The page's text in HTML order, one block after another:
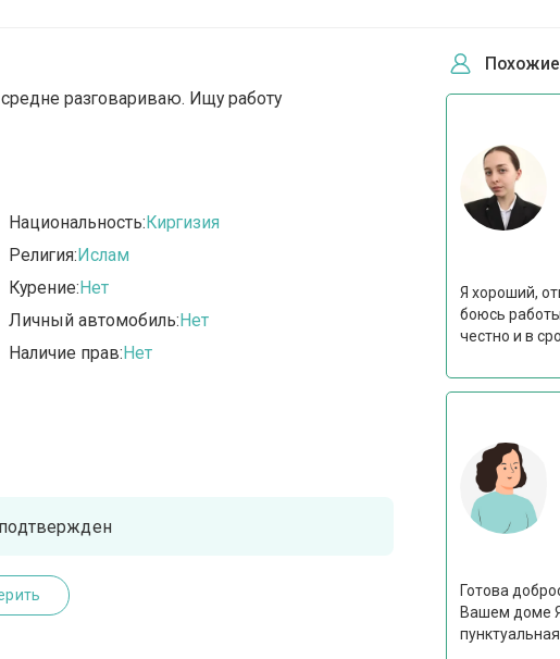
средне разговариваю. Ищу работу
Национальность:Киргизия
Религия:Ислам
Курение:Нет
Личный автомобиль:Нет
Наличие прав:Нет
Я хороший,
боюсь
честно и в
Готова
Вашем доме Я
пунктуальная